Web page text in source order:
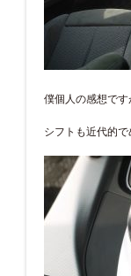
僕個人の感想です
シフトも近代的